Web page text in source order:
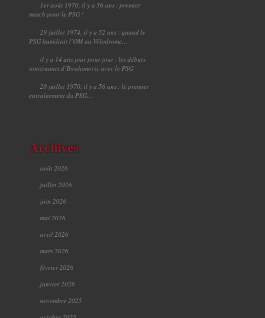
1er août 1970, il y a 56 ans : premier
match pour le PSG !
29 juillet 1974, il y a 52 ans : quand le
PSG humiliait l’OM au Vélodrome…
il y a 14 ans jour pour jour : les débuts
tonitruants d’Ibrahimovic avec le PSG
28 juillet 1970, il y a 56 ans : le premier
entraînement du PSG…
Archives
août 2026
juillet 2026
juin 2026
mai 2026
avril 2026
mars 2026
février 2026
janvier 2026
novembre 2025